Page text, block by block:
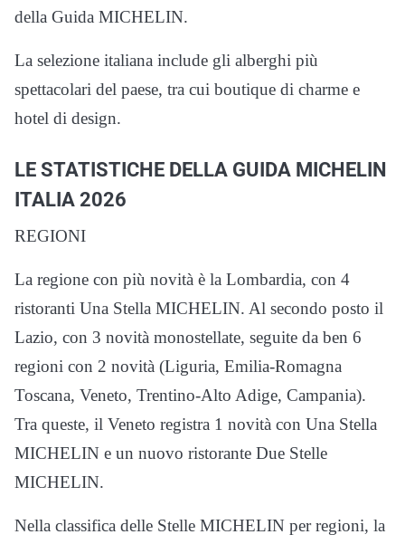
della Guida MICHELIN.
La selezione italiana include gli alberghi più
spettacolari del paese, tra cui boutique di charme e
hotel di design.
LE STATISTICHE DELLA GUIDA MICHELIN
ITALIA 2026
REGIONI
La regione con più novità è la Lombardia, con 4
ristoranti Una Stella MICHELIN. Al secondo posto il
Lazio, con 3 novità monostellate, seguite da ben 6
regioni con 2 novità (Liguria, Emilia-Romagna
Toscana, Veneto, Trentino-Alto Adige, Campania).
Tra queste, il Veneto registra 1 novità con Una Stella
MICHELIN e un nuovo ristorante Due Stelle
MICHELIN.
Nella classifica delle Stelle MICHELIN per regioni, la